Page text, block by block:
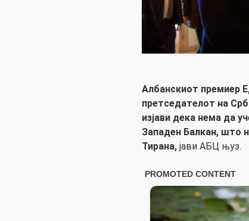
Албанскиот премиер
претседателот на
изјави дека нема да
Западен Балкан, што
Тирана, јави АБЦ њуз.